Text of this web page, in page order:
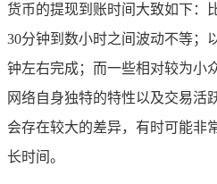
货币的提现到账时间大致如下：
30分钟到数小时之间波动不等；
钟左右完成；而一些相对较为小
网络自身独特的特性以及交易活
会存在较大的差异，有时可能非
长时间。